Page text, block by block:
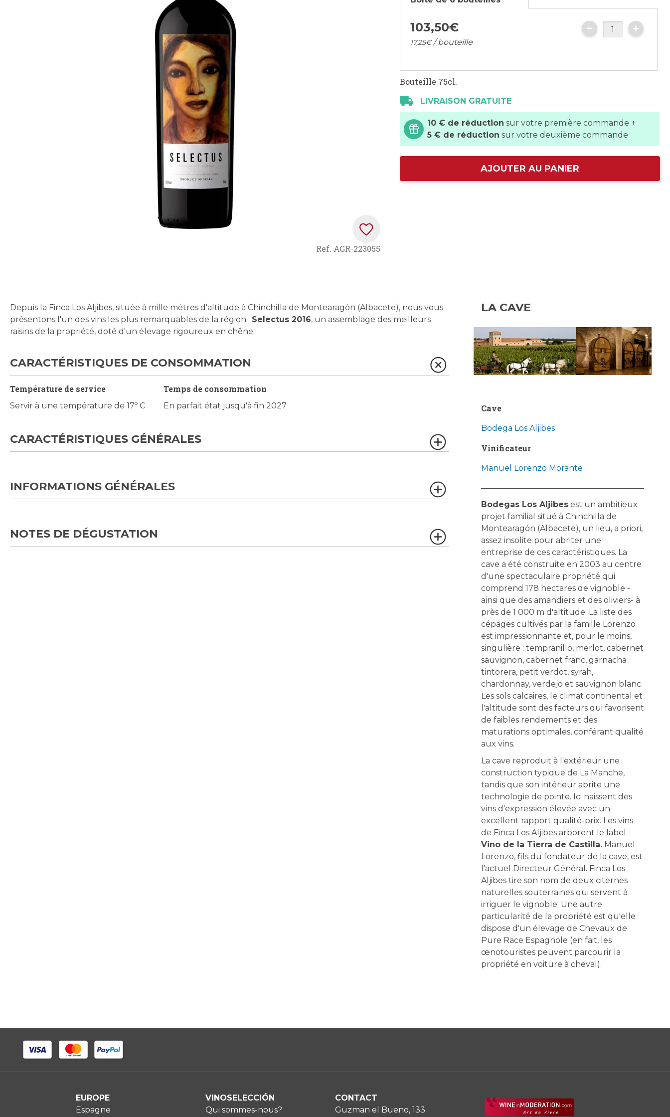
of
the
images
Ref. AGR-223055
103,50€
17,25€/ bouteille
Bouteille 75cl.
LIVRAISON GRATUITE
10 € de réduction sur votre première commande +
5 € de réduction sur votre deuxième commande
AJOUTER AU PANIER
Depuis la Finca Los Aljibes, située à mille mètres d'altitude à Chinchilla de Montearagón (Albacete), nous vous
présentons l'un des vins les plus remarquables de la région : Selectus 2016, un assemblage des meilleurs
raisins de la propriété, doté d'un élevage rigoureux en chêne.
CARACTÉRISTIQUES DE CONSOMMATION
Température de service
Servir à une température de 17º C
Temps de consommation
En parfait état jusqu'à fin 2027
CARACTÉRISTIQUES GÉNÉRALES
INFORMATIONS GÉNÉRALES
NOTES DE DÉGUSTATION
LA CAVE
Cave
Bodega Los Aljibes
Vinificateur
Manuel Lorenzo Morante
Bodegas Los Aljibesest un ambitieux
projet familial situé à Chinchilla de
Montearagón (Albacete), un lieu, a priori,
assez insolite pour abriter une
entreprise de ces caractéristiques. La
cave a été construite en 2003 au centre
d'une spectaculaire propriété qui
comprend 178 hectares de vignoble -
ainsi que des amandiers et des oliviers- à
près de 1 000 m d'altitude. La liste des
cépages cultivés par la famille Lorenzo
est impressionnante et, pour le moins,
singulière : tempranillo, merlot, cabernet
sauvignon, cabernet franc, garnacha
tintorera, petit verdot, syrah,
chardonnay, verdejo et sauvignon blanc.
Les sols calcaires, le climat continental et
l'altitude sont des facteurs qui favorisent
de faibles rendements et des
maturations optimales, conférant qualité
aux vins.
La cave reproduit à l'extérieur une
construction typique de La Manche,
tandis que son intérieur abrite une
technologie de pointe. Ici naissent des
vins d'expression élevée avec un
excellent rapport qualité-prix. Les vins
de Finca Los Aljibes arborent le label
Vino de la Tierra de Castilla.Manuel
Lorenzo, fils du fondateur de la cave, est
l'actuel Directeur Général. Finca Los
Aljibes tire son nom de deux citernes
naturelles souterraines qui servent à
irriguer le vignoble. Une autre
particularité de la propriété est qu'elle
dispose d'un élevage de Chevaux de
Pure Race Espagnole (en fait, les
œnotouristes peuvent parcourir la
propriété en voiture à cheval).
EUROPE
Espagne
VINOSELECCIÓN
Qui sommes-nous?
CONTACT
Guzman el Bueno, 133